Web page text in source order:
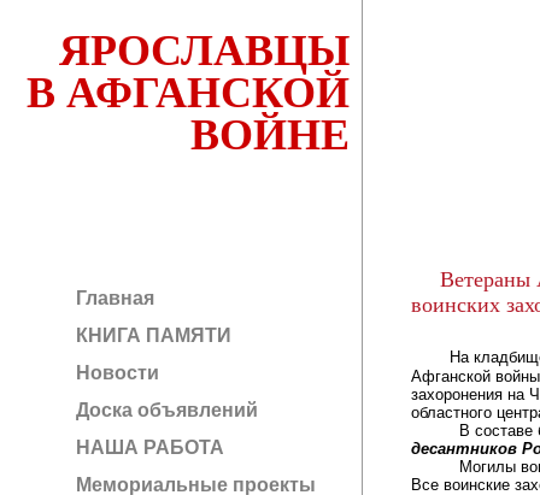
ЯРОСЛАВЦЫ
В АФГАНСКОЙ
ВОЙНЕ
Главная
КНИГА ПАМЯТИ
Новости
Доска объявлений
НАША РАБОТА
Мемориальные проекты
Ветераны
воинских
На
Афганской
захоронения на
областного
В составе
десантников
Могилы
Все воинские